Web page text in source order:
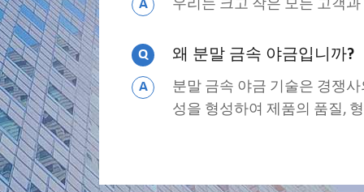
A 우리는 크고 작은 모든 고객
Q 왜 분말 금속 야금입니까?
A
분말 금속 야금 기술은 경쟁
성을 형성하여 제품의 품질,